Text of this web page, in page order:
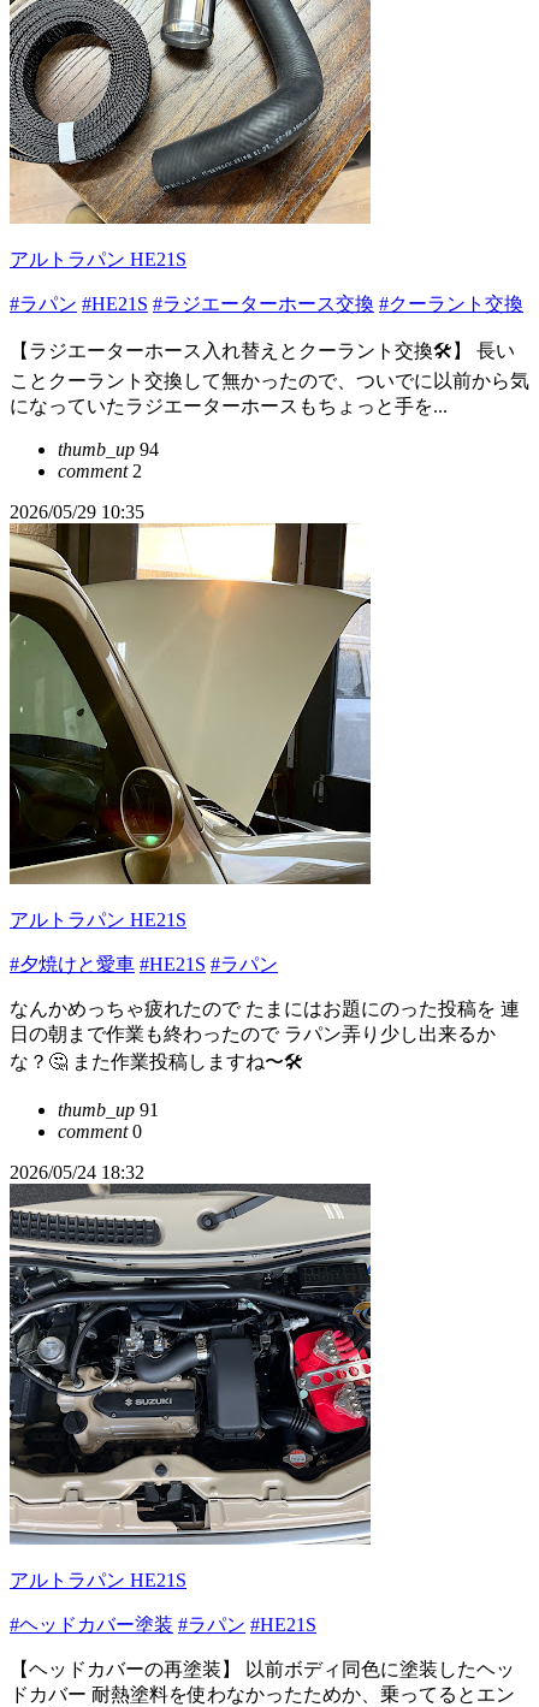
アルトラパン HE21S
#ラパン #HE21S #ラジエーターホース交換 #クーラント交換
【ラジエーターホース入れ替えとクーラント交換🛠️】 長い
ことクーラント交換して無かったので、ついでに以前から気
になっていたラジエーターホースもちょっと手を...
thumb_up 94
comment2
2026/05/29 10:35
アルトラパン HE21S
#夕焼けと愛車 #HE21S #ラパン
なんかめっちゃ疲れたので たまにはお題にのった投稿を 連
日の朝まで作業も終わったので ラパン弄り少し出来るか
な？🤔 また作業投稿しますね〜🛠️
thumb_up 91
comment0
2026/05/24 18:32
アルトラパン HE21S
#ヘッドカバー塗装 #ラパン #HE21S
【ヘッドカバーの再塗装】 以前ボディ同色に塗装したヘッ
ドカバー 耐熱塗料を使わなかったためか、乗ってるとエン